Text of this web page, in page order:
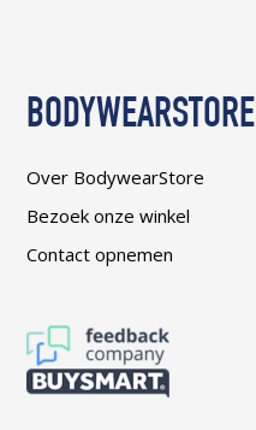
BODYWEARSTORE
Over BodywearStore
Bezoek onze winkel
Contact opnemen